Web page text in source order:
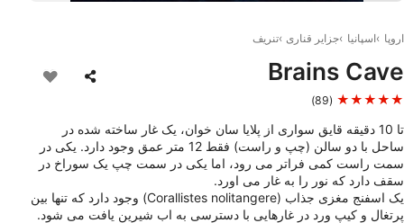
اروپا اسپانیا جزایر قناری تنریف
Brains Cave
★★★★★
(89)
تا 10 دقیقه قایق سواری از پلایا سان خوان، یک غار ساخته شده در
ساحل با دو سالن (چپ و راست) فقط 12 متر عمق وجود دارد. یکی در
سمت راست کمی فراتر می رود، اما یکی در سمت چپ یک سوراخ در
سقف دارد که نور را به غار می اورد.
یک اسفنج مغزی جذاب (Corallistes nolitangere) وجود دارد که تنها بین
پرتغال و کیپ ورد در غارهایی با دسترسی به اب شیرین یافت می شود.